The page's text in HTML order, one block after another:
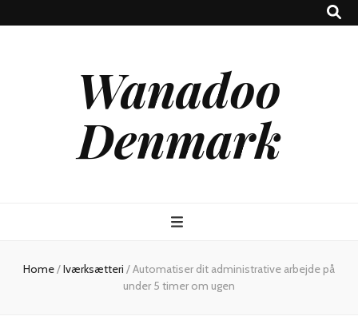
Wanadoo
Denmark
Home/Iværksætteri /Automatiser dit administrative arbejde på
under 5 timer om ugen